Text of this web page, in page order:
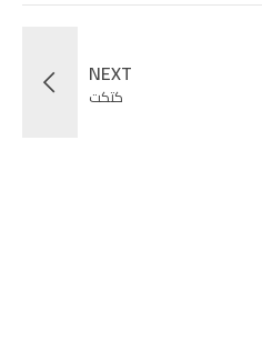
NEXT
كتكت